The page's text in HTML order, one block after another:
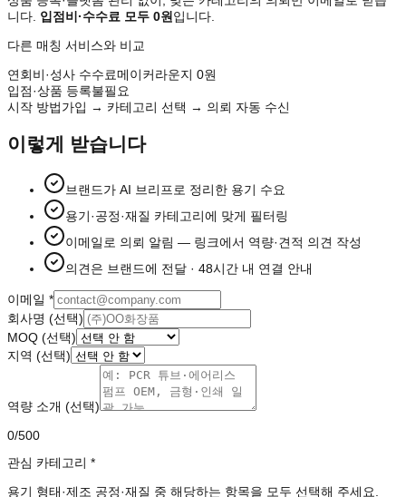
니다. 입점비·수수료 모두 0원입니다.
다른 매칭 서비스와 비교
연회비·성사 수수료메이커라운지 0원
입점·상품 등록불필요
시작 방법가입 → 카테고리 선택 → 의뢰 자동 수신
이렇게 받습니다
브랜드가 AI 브리프로 정리한 용기 수요
용기·공정·재질 카테고리에 맞게 필터링
이메일로 의뢰 알림 — 링크에서 역량·견적 의견 작성
의견은 브랜드에 전달 · 48시간 내 연결 안내
이메일 *
회사명 (선택)
MOQ (선택)
지역 (선택)
역량 소개 (선택)
0/500
관심 카테고리 *
용기 형태·제조 공정·재질 중 해당하는 항목을 모두 선택해 주세요.